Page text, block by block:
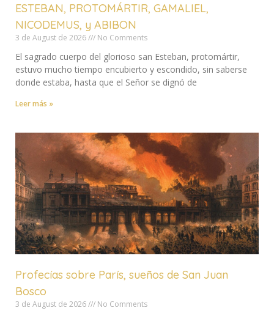
ESTEBAN, PROTOMÁRTIR, GAMALIEL,
NICODEMUS, y ABIBON
3 de August de 2026 No Comments
El sagrado cuerpo del glorioso san Esteban, protomártir,
estuvo mucho tiempo encubierto y escondido, sin saberse
donde estaba, hasta que el Señor se dignó de
Leer más »
Profecías sobre París, sueños de San Juan
Bosco
3 de August de 2026 No Comments